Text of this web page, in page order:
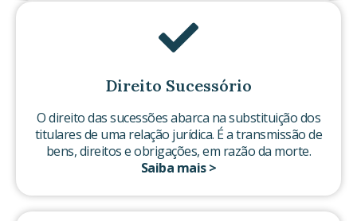
Direito Sucessório
O direito das sucessões abarca na substituição dos
titulares de uma relação jurídica. É a transmissão de
bens, direitos e obrigações, em razão da morte.
Saiba mais >